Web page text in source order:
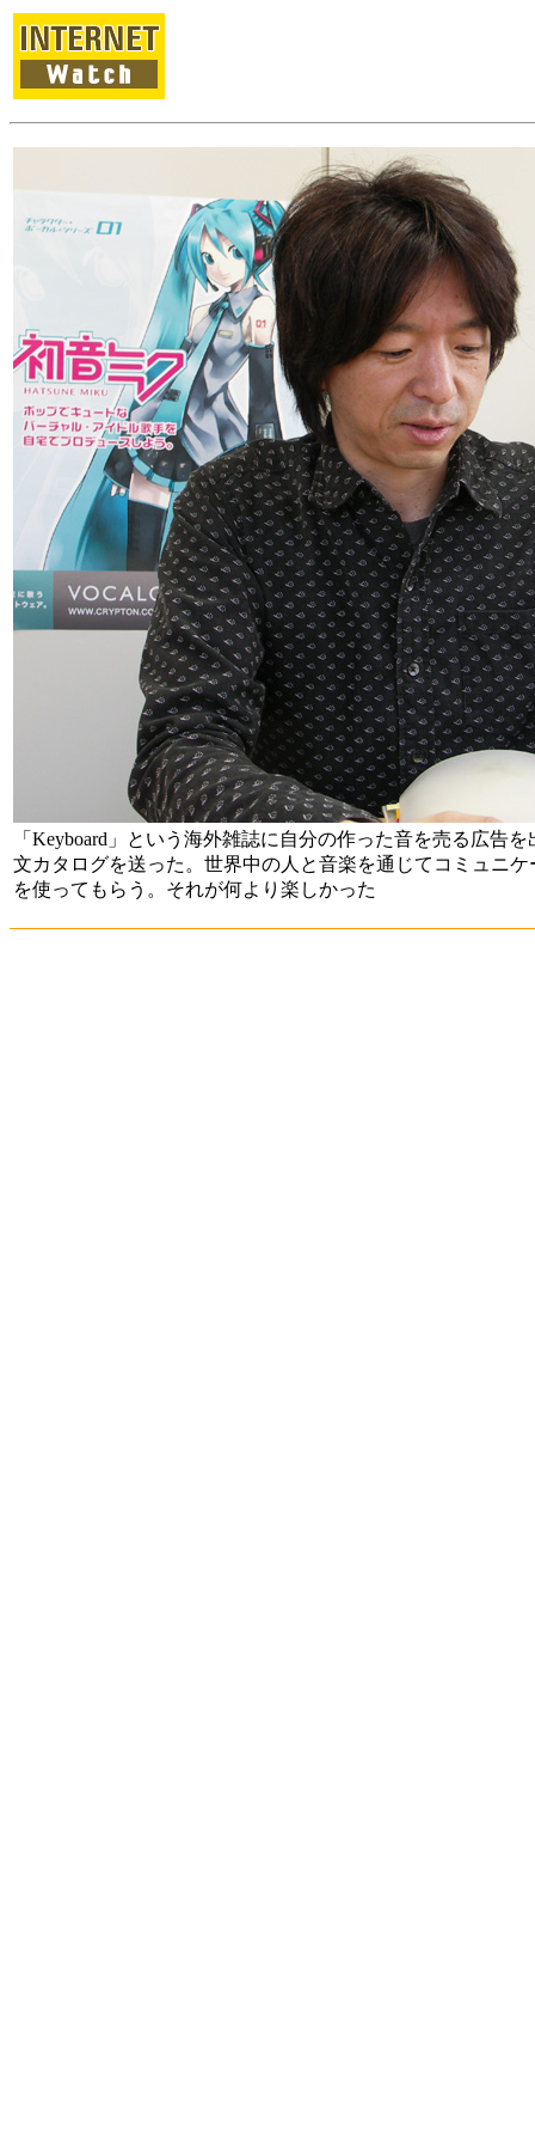
「Keyboard」という海外雑誌に自分の作った音を売る広告
文カタログを送った。世界中の人と音楽を通じてコミュニ
を使ってもらう。それが何より楽しかった